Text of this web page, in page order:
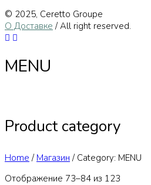
© 2025, Сeretto Groupe
О Доставке / All right reserved.
MENU
Product category
Home / Магазин / Category: MENU
Отображение 73–84 из 123